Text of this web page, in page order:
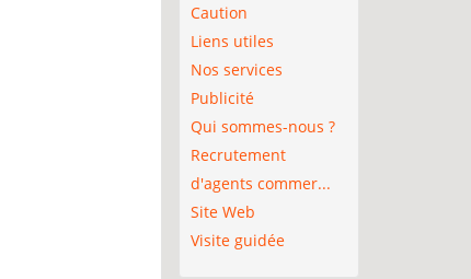
Caution
Liens utiles
Nos services
Publicité
Qui sommes-nous ?
Recrutement
d'agents commer...
Site Web
Visite guidée